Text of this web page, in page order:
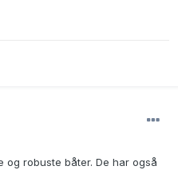
robuste båter. De har også